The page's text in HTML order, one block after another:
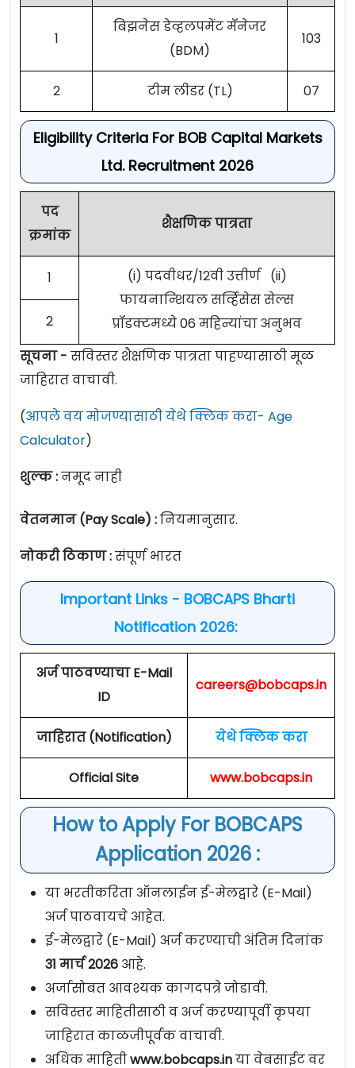
1
बिझनेस डेव्हलपमेंट मॅनेजर
(BDM)
103
2 टीम लीडर (TL) 07
Eligibility Criteria For BOB Capital Markets
Ltd. Recruitment 2026
पद
क्रमांक
शैक्षणिक पात्रता
1
(i) पदवीधर/12वी उत्तीर्ण (ii)
फायनान्शियल सर्व्हिसेस सेल्स
प्रॉडक्टमध्ये 06 महिन्यांचा अनुभव
2
सूचना - सविस्तर शैक्षणिक पात्रता पाहण्यासाठी मूळ
जाहिरात वाचावी.
(आपले वय मोजण्यासाठी येथे क्लिक करा- Age
Calculator)
शुल्क :नमूद नाही
वेतनमान (Pay Scale) :नियमानुसार.
नोकरी ठिकाण :संपूर्ण भारत
Important Links - BOBCAPS Bharti
Notification 2026:
अर्ज पाठवण्याचा E-Mail
ID
careers@bobcaps.in
जाहिरात (Notification) येथे क्लिक करा
Official Site www.bobcaps.in
How to Apply For BOBCAPS
Application 2026 :
या भरतीकरिता ऑनलाईन ई-मेलद्वारे (E-Mail)
अर्ज पाठवायचे आहेत.
ई-मेलद्वारे (E-Mail) अर्ज करण्याची अंतिम दिनांक
31 मार्च 2026 आहे.
अर्जासोबत आवश्यक कागदपत्रे जोडावी.
सविस्तर माहितीसाठी व अर्ज करण्यापूर्वी कृपया
जाहिरात काळजीपूर्वक वाचावी.
अधिक माहितीwww.bobcaps.inया वेबसाईट वर